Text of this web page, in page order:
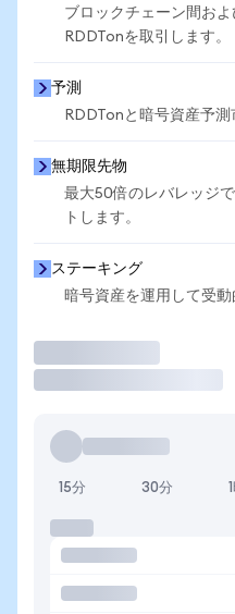
ブロックチェーン間お
RDDTonを取引します。
予測
RDDTonと暗号資産予測
無期限先物
最大50倍のレバレッジ
トします。
ステーキング
暗号資産を運用して受動
15分 30分